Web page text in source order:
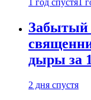
1 год спустя 1
Забытый
дыры за
2 дня спустя